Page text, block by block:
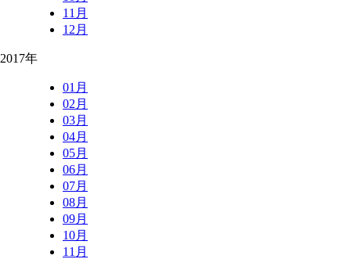
11月
12月
2017年
01月
02月
03月
04月
05月
06月
07月
08月
09月
10月
11月